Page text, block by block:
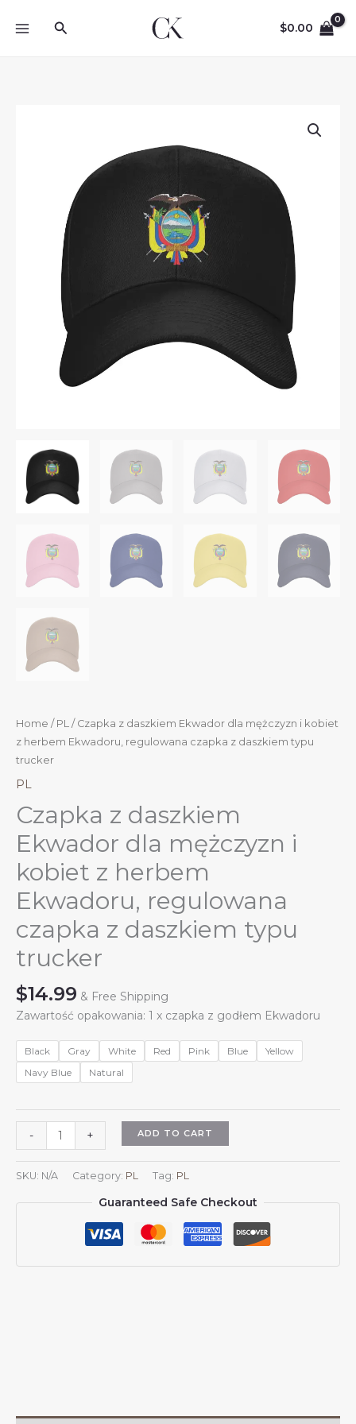
Search $0.00
Home / PL / Czapka z daszkiem Ekwador dla mężczyzn i kobiet
z herbem Ekwadoru, regulowana czapka z daszkiem typu
trucker
PL
Czapka z daszkiem
Ekwador dla mężczyzn i
kobiet z herbem
Ekwadoru, regulowana
czapka z daszkiem typu
trucker
$14.99 & Free Shipping
Zawartość opakowania: 1 x czapka z godłem Ekwadoru
Black Gray White Red Pink Blue
Yellow
Navy Blue
Natural
-
z
daszkiem
Ekwador
dla
+ ADD TO CART
SKU: N/A Category: PL Tag: PL
Guaranteed Safe Checkout